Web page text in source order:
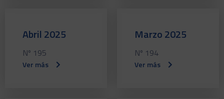
Abril 2025
Nº 195
Ver más
Marzo 2025
Nº 194
Ver más